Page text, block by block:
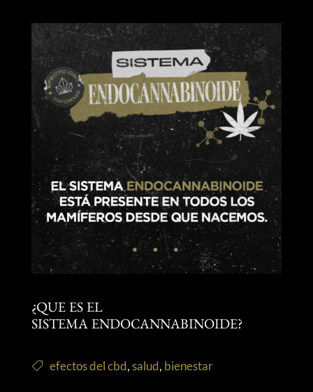
¿QUE ES EL
SISTEMA ENDOCANNABINOIDE?
efectos del cbd,salud, bienestar